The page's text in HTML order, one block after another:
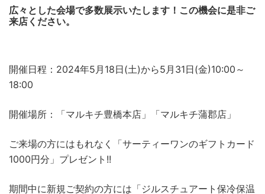
広々とした会場で多数展示いたします！この機会に是非ご
来店ください。
開催日程：2024年5月18日(土)から5月31日(金)10:00～
18:00
開催場所：「マルキチ豊橋本店」「マルキチ蒲郡店」
ご来場の方にはもれなく「サーティーワンのギフトカード
1000円分」プレゼント!!
期間中に新規ご契約の方には「ジルスチュアート保冷保温